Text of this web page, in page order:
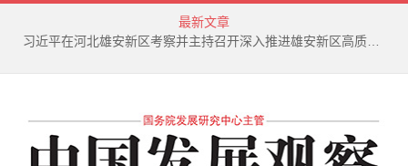
最新文章
习近平在河北雄安新区考察并主持召开深入推进雄安新区高质量建设和发展座谈会